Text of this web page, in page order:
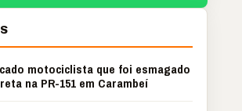
motociclista que foi esmagado
na PR-151 em Carambeí